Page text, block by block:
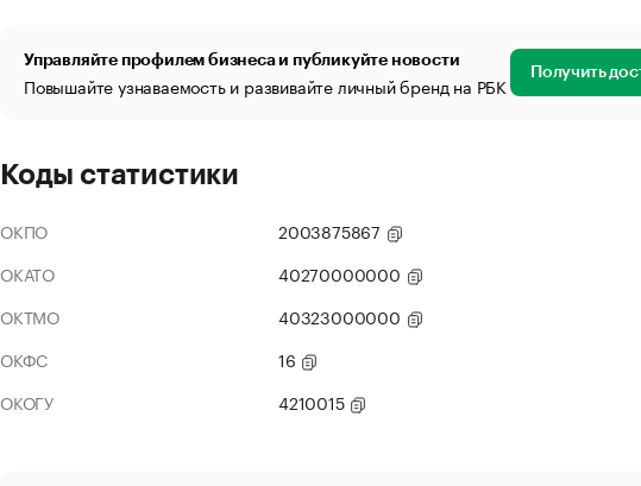
Управляйте профилем бизнеса и публикуйте новости
Повышайте узнаваемость и развивайте личный бренд на РБК Получить
Коды статистики
ОКПО
2003875867
ОКАТО
40270000000
ОКТМО
40323000000
ОКФС
16
ОКОГУ
4210015